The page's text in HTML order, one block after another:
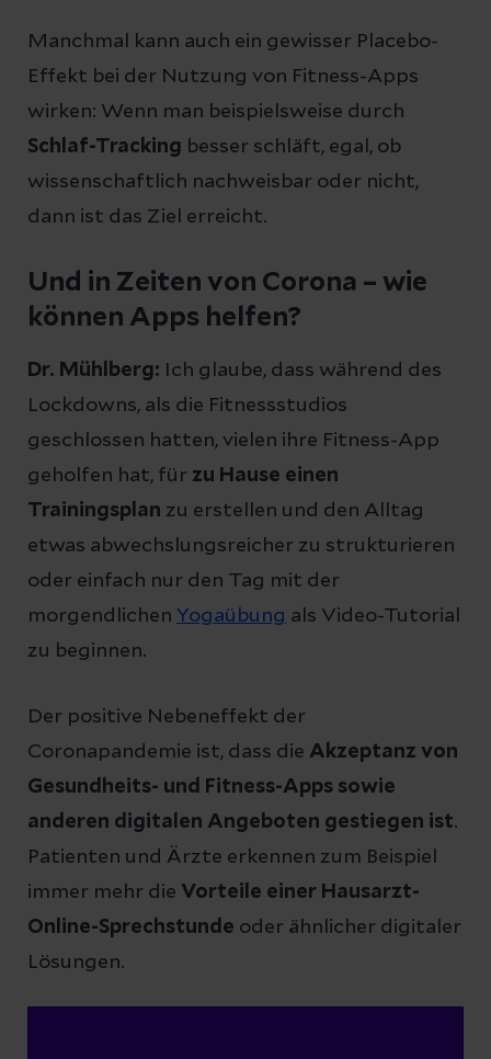
Manchmal kann auch ein gewisser Placebo-
Effekt bei der Nutzung von Fitness-Apps
wirken: Wenn man beispielsweise durch
Schlaf-Tracking besser schläft, egal, ob
wissenschaftlich nachweisbar oder nicht,
dann ist das Ziel erreicht.
Und in Zeiten von Corona – wie
können Apps helfen?
Dr. Mühlberg: Ich glaube, dass während des
Lockdowns, als die Fitnessstudios
geschlossen hatten, vielen ihre Fitness-App
geholfen hat, für zu Hause einen
Trainingsplan zu erstellen und den Alltag
etwas abwechslungsreicher zu strukturieren
oder einfach nur den Tag mit der
morgendlichen Yogaübung als Video-Tutorial
zu beginnen.
Der positive Nebeneffekt der
Coronapandemie ist, dass die Akzeptanz von
Gesundheits- und Fitness-Apps sowie
anderen digitalen Angeboten gestiegen ist.
Patienten und Ärzte erkennen zum Beispiel
immer mehr die Vorteile einer Hausarzt-
Online-Sprechstunde oder ähnlicher digitaler
Lösungen.